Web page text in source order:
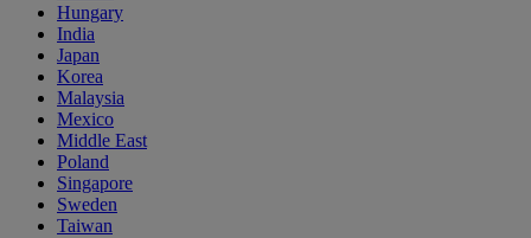
Hungary
India
Japan
Korea
Malaysia
Mexico
Middle East
Poland
Singapore
Sweden
Taiwan